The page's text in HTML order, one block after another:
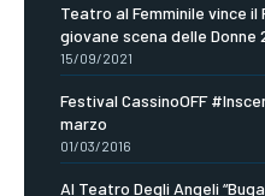
Teatro al Femminile vince il
giovane scena delle Donne
15/09/2021
Festival CassinoOFF
marzo
01/03/2016
Al Teatro Degli Angeli